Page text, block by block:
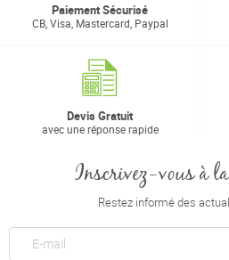
Paiement Sécurisé
CB, Visa, Mastercard, Paypal
Devis Gratuit
avec une réponse rapide
Inscrivez-vous à
Restez informé des